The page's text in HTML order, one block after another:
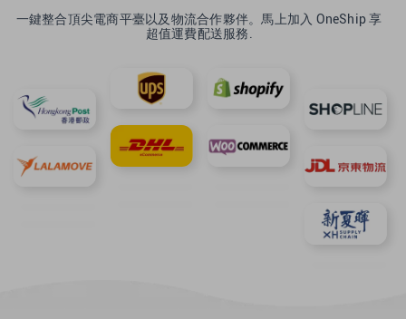
一鍵整合頂尖電商平臺以及物流合作夥伴。馬上加入 OneShip 享
超值運費配送服務.